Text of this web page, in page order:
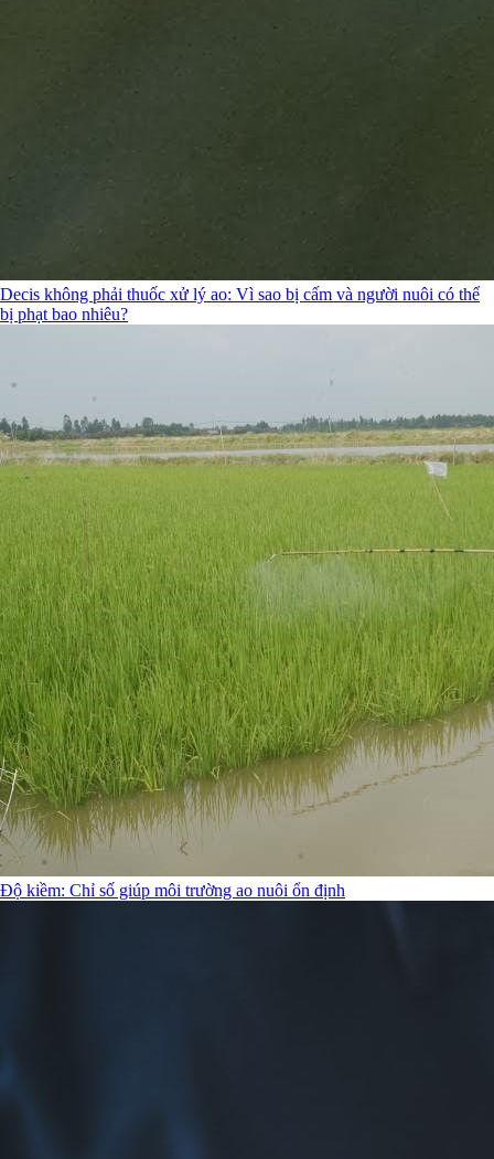
Decis không phải thuốc xử lý ao: Vì sao bị cấm và người nuôi có thể
bị phạt bao nhiêu?
Độ kiềm: Chỉ số giúp môi trường ao nuôi ổn định